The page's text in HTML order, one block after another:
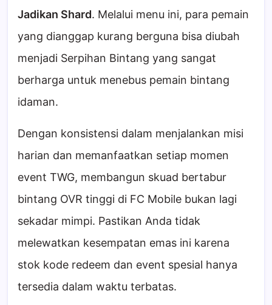
Jadikan Shard. Melalui menu ini, para pemain
yang dianggap kurang berguna bisa diubah
menjadi Serpihan Bintang yang sangat
berharga untuk menebus pemain bintang
idaman.
Dengan konsistensi dalam menjalankan misi
harian dan memanfaatkan setiap momen
event TWG, membangun skuad bertabur
bintang OVR tinggi di FC Mobile bukan lagi
sekadar mimpi. Pastikan Anda tidak
melewatkan kesempatan emas ini karena
stok kode redeem dan event spesial hanya
tersedia dalam waktu terbatas.